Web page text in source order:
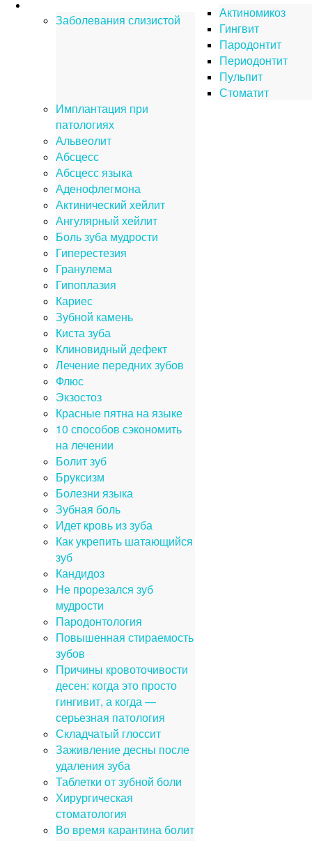
Заболевания слизистой
Актиномикоз
Гингвит
Пародонтит
Периодонтит
Пульпит
Стоматит
Имплантация при
патологиях
Альвеолит
Абсцесс
Абсцесс языка
Аденофлегмона
Актинический хейлит
Ангулярный хейлит
Боль зуба мудрости
Гиперестезия
Гранулема
Гипоплазия
Кариес
Зубной камень
Киста зуба
Клиновидный дефект
Лечение передних зубов
Флюс
Экзостоз
Красные пятна на языке
10 способов сэкономить
на лечении
Болит зуб
Бруксизм
Болезни языка
Зубная боль
Идет кровь из зуба
Как укрепить шатающийся
зуб
Кандидоз
Не прорезался зуб
мудрости
Пародонтология
Повышенная стираемость
зубов
Причины кровоточивости
десен: когда это просто
гингивит, а когда —
серьезная патология
Складчатый глоссит
Заживление десны после
удаления зуба
Таблетки от зубной боли
Хирургическая
стоматология
Во время карантина болит